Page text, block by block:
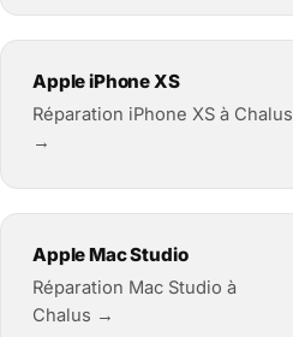
Apple iPhone XS
Réparation iPhone XS à Chalus
→
Apple Mac Studio
Réparation Mac Studio à
Chalus →